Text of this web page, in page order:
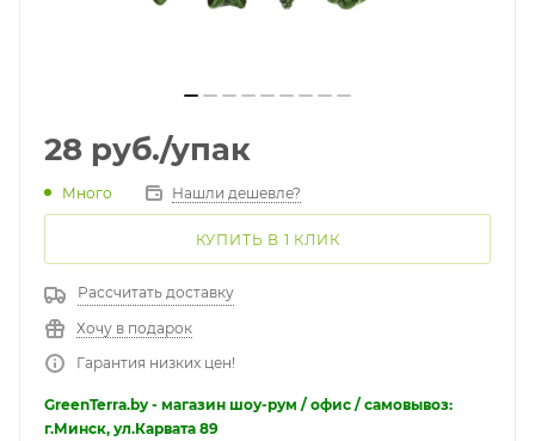
28 руб./упак
Много Нашли дешевле?
КУПИТЬ В 1 КЛИК
Рассчитать доставку
Хочу в подарок
Гарантия низких цен!
GreenTerra.by - магазин шоу-рум / офис / самовывоз:
г.Минск, ул.Карвата 89